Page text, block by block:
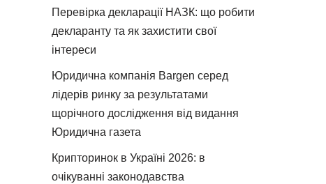
Перевірка декларації НАЗК: що робити
декларанту та як захистити свої
інтереси
Юридична компанія Bargen серед
лідерів ринку за результатами
щорічного дослідження від видання
Юридична газета
Крипторинок в Україні 2026: в
очікуванні законодавства